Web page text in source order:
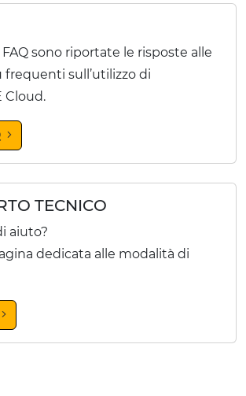
sono riportate le risposte alle
sull’utilizzo di
Cloud.
TECNICO
aiuto?
dedicata alle modalità di